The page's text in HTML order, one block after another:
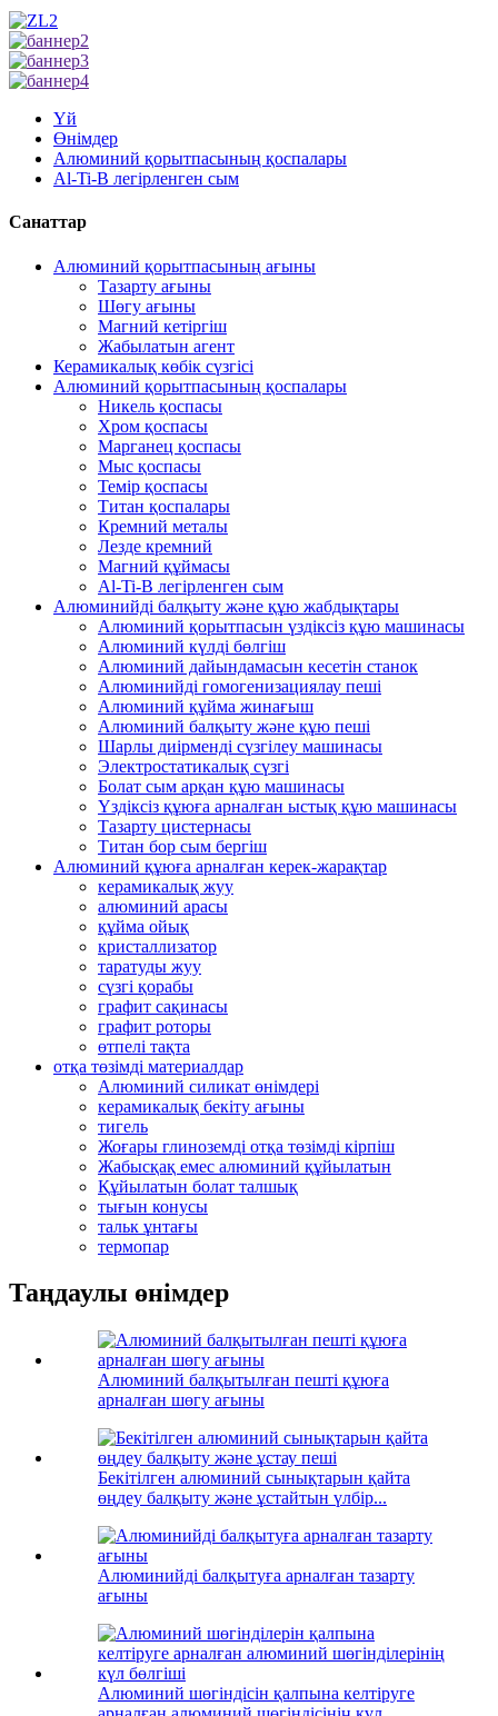
Үй
Өнімдер
Алюминий қорытпасының қоспалары
Al-Ti-B легірленген сым
Санаттар
Алюминий қорытпасының ағыны
Тазарту ағыны
Шөгу ағыны
Магний кетіргіш
Жабылатын агент
Керамикалық көбік сүзгісі
Алюминий қорытпасының қоспалары
Никель қоспасы
Хром қоспасы
Марганец қоспасы
Мыс қоспасы
Темір қоспасы
Титан қоспалары
Кремний металы
Лезде кремний
Магний құймасы
Al-Ti-B легірленген сым
Алюминийді балқыту және құю жабдықтары
Алюминий қорытпасын үздіксіз құю машинасы
Алюминий күлді бөлгіш
Алюминий дайындамасын кесетін станок
Алюминийді гомогенизациялау пеші
Алюминий құйма жинағыш
Алюминий балқыту және құю пеші
Шарлы диірменді сүзгілеу машинасы
Электростатикалық сүзгі
Болат сым арқан құю машинасы
Үздіксіз құюға арналған ыстық құю машинасы
Тазарту цистернасы
Титан бор сым бергіш
Алюминий құюға арналған керек-жарақтар
керамикалық жуу
алюминий арасы
құйма ойық
кристаллизатор
таратуды жуу
сүзгі қорабы
графит сақинасы
графит роторы
өтпелі тақта
отқа төзімді материалдар
Алюминий силикат өнімдері
керамикалық бекіту ағыны
тигель
Жоғары глиноземді отқа төзімді кірпіш
Жабысқақ емес алюминий құйылатын
Құйылатын болат талшық
тығын конусы
тальк ұнтағы
термопар
Таңдаулы өнімдер
Алюминий балқытылған пешті құюға
арналған шөгу ағыны
Бекітілген алюминий сынықтарын қайта
өңдеу балқыту және ұстайтын үлбір...
Алюминийді балқытуға арналған тазарту
ағыны
Алюминий шөгіндісін қалпына келтіруге